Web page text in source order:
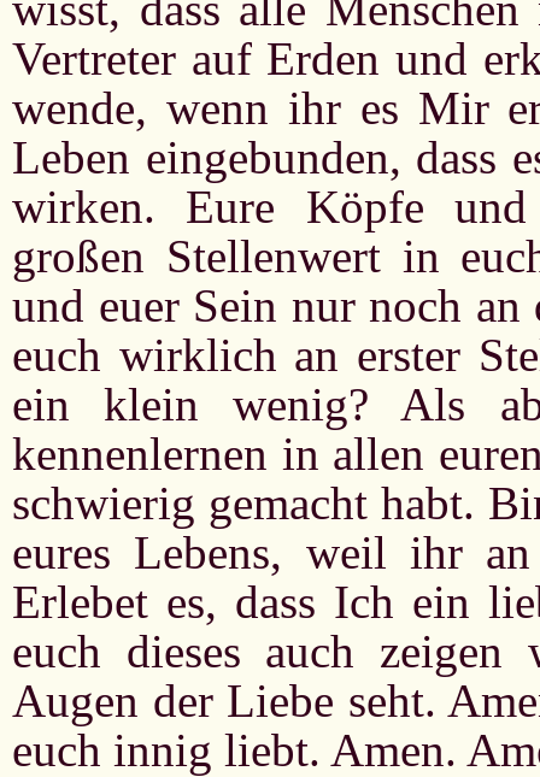
Vertreter auf Erden und
wende, wenn ihr es Mir
Leben eingebunden, dass
wirken. Eure Köpfe und
großen Stellenwert in
und euer Sein nur noch
euch wirklich an erster
ein klein wenig? Als
kennenlernen in allen
schwierig gemacht habt.
eures Lebens, weil ihr
Erlebet es, dass Ich ein
euch dieses auch
Augen der Liebe seht.
euch innig liebt. Amen.